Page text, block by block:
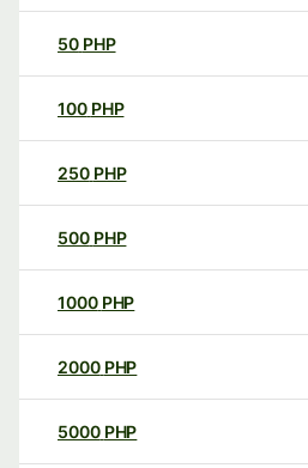
50 PHP
100 PHP
250 PHP
500 PHP
1000 PHP
2000 PHP
5000 PHP